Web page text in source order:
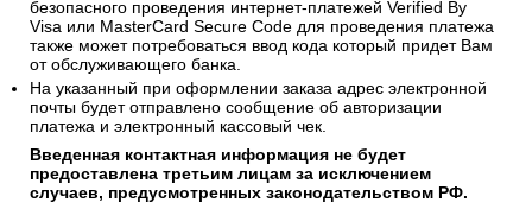
Конфиденциальность сообщаемой персональной
информации обеспечивается ПАО "Сбербанк".
Соединение с платежным шлюзом и передача
информации осуществляется в защищенном режиме с
использованием протокола шифрования SSL.
В случае если Ваш банк поддерживает технологию
безопасного проведения интернет-платежей Verified By
Visa или MasterCard Secure Code для проведения платежа
также может потребоваться ввод кода который придет Вам
от обслуживающего банка.